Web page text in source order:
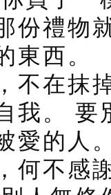
份禮物
西。
不在抹
我。
愛的人
何不感